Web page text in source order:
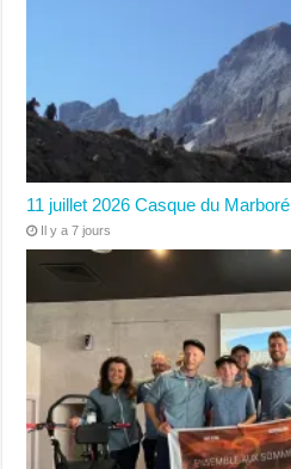
11 juillet 2026 Casque du Marboré
Il y a 7 jours